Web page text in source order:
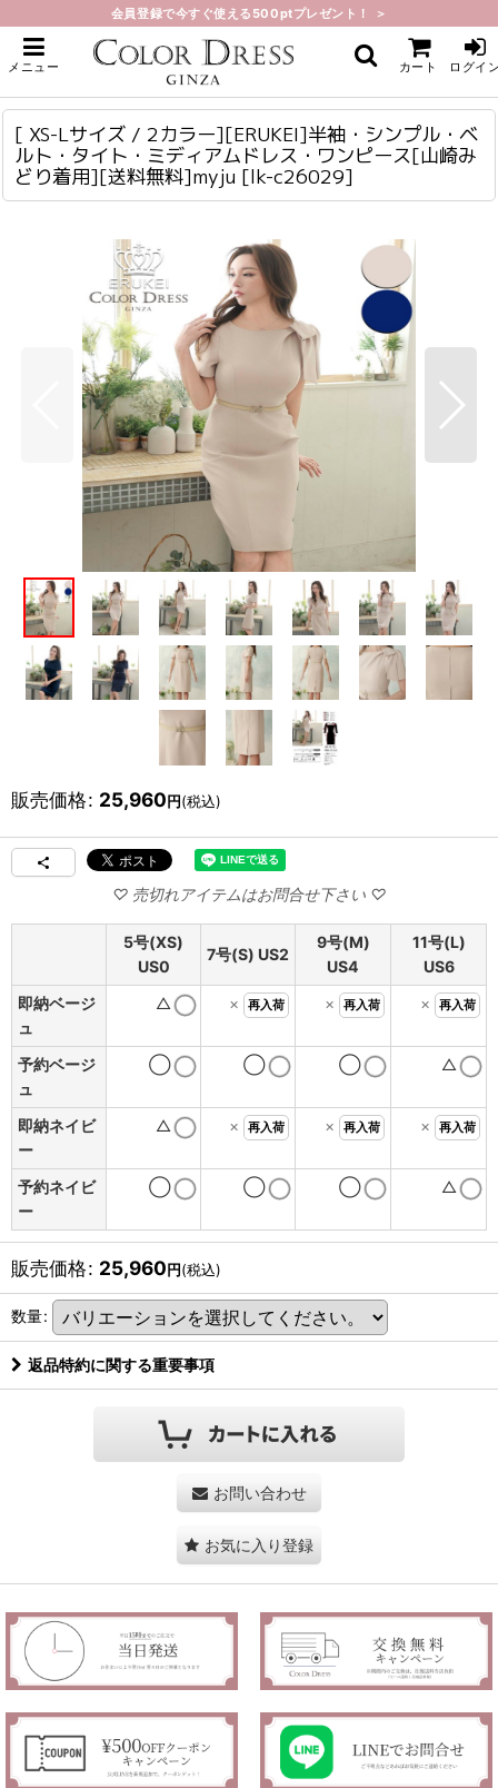
会員登録で今すぐ使える500ptプレゼント！ ＞
メニュー カート ログイ
ホーム > ミディアム
[ XS-Lサイズ / 2カラー][ERUKEI]半袖・シンプル・ベルト・タイト・ミディア
ムドレス・ワンピース[山崎みどり着用][送料無料]myju
[ XS-Lサイズ / 2カラー][ERUKEI]半袖・シンプル・ベ
ルト・タイト・ミディアムドレス・ワンピース[山崎み
どり着用][送料無料]myju [lk-c26029]
販売価格: 25,960円(税込)
5号(XS)
US0
7号(S) US2
9号(M)
US4
11号(L)
US6
即納ベージ
ュ
△ × 再入荷 × 再入荷 × 再入荷
予約ベージ
ュ
◯ ◯ ◯ △
即納ネイビ
ー
△ × 再入荷 × 再入荷 × 再入荷
予約ネイビ
ー
◯ ◯ ◯ △
販売価格: 25,960円(税込)
数量:
返品特約に関する重要事項
お問い合わせ
お気に入り登録